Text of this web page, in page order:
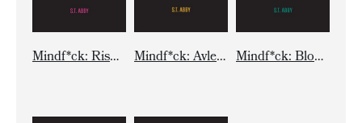
Mindf*ck: Risken Mindf*ck: Avledd Mindf*ck: Blodröd ängel